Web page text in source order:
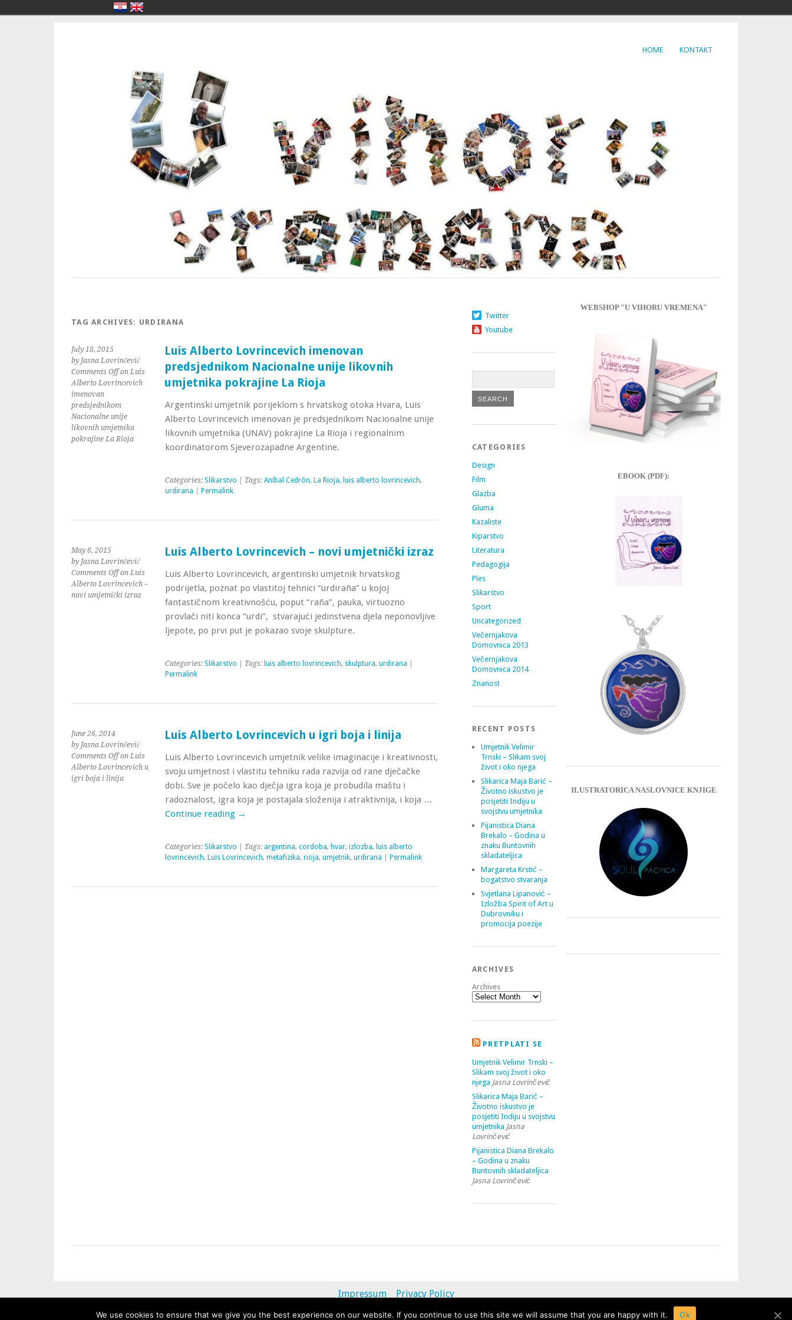
HOME KONTAKT
TAG ARCHIVES: URDIRANA
July 18, 2015
by Jasna Lovrinčević
Comments Offon Luis
Alberto Lovrincevich
imenovan
predsjednikom
Nacionalne unije
likovnih umjetnika
pokrajine La Rioja
Luis Alberto Lovrincevich imenovan
predsjednikom Nacionalne unije likovnih
umjetnika pokrajine La Rioja
Argentinski umjetnik porijeklom s hrvatskog otoka Hvara, Luis
Alberto Lovrincevich imenovan je predsjednikom Nacionalne unije
likovnih umjetnika (UNAV) pokrajine La Rioja i regionalnim
koordinatorom Sjeverozapadne Argentine.
Categories: Slikarstvo | Tags: Aníbal Cedrón, La Rioja, luis alberto lovrincevich,
urdirana
Permalink
May 6, 2015
by Jasna Lovrinčević
Comments Offon Luis
Alberto Lovrincevich –
novi umjetnički izraz
Luis Alberto Lovrincevich – novi umjetnički izraz
Luis Alberto Lovrincevich, argentinski umjetnik hrvatskog
podrijetla, poznat po vlastitoj tehnici “urdiraña” u kojoj
fantastičnom kreativnošću, poput “raña”, pauka, virtuozno
provlači niti konca “urdi”, stvarajući jedinstvena djela neponovljive
ljepote, po prvi put je pokazao svoje skulpture.
Categories: Slikarstvo | Tags: luis alberto lovrincevich, skulptura, urdirana
Permalink
June 26, 2014
by Jasna Lovrinčević
Comments Offon Luis
Alberto Lovrincevich u
igri boja i linija
Luis Alberto Lovrincevich u igri boja i linija
Luis Alberto Lovrincevich umjetnik velike imaginacije i kreativnosti,
svoju umjetnost i vlastitu tehniku rada razvija od rane dječačke
dobi. Sve je počelo kao dječja igra koja je probudila maštu i
radoznalost, igra koja je postajala složenija i atraktivnija, i koja …
Continue reading →
Categories: Slikarstvo | Tags: argentina, cordoba, hvar, izlozba, luis alberto
lovrincevich, Luis Lovrincevich, metafizika, rioja, umjetnik, urdirana Permalink
Twitter
Youtube
CATEGORIES
Design
Film
Glazba
Gluma
Kazaliste
Kiparstvo
Literatura
Pedagogija
Ples
Slikarstvo
Sport
Uncategorized
Večernjakova
Domovnica 2013
Večernjakova
Domovnica 2014
Znanost
RECENT POSTS
Umjetnik Velimir
Trnski – Slikam svoj
život i oko njega
Slikarica Maja Barić –
Životno iskustvo je
posjetiti Indiju u
svojstvu umjetnika
Pijanistica Diana
Brekalo – Godina u
znaku Buntovnih
skladateljica
Margareta Krstić –
bogatstvo stvaranja
Svjetlana Lipanović –
Izložba Spirit of Art u
Dubrovniku i
promocija poezije
ARCHIVES
Archives
PRETPLATI SE
Umjetnik Velimir Trnski –
Slikam svoj život i oko
njega Jasna Lovrinčević
Slikarica Maja Barić –
Životno iskustvo je
posjetiti Indiju u svojstvu
umjetnika Jasna
Lovrinčević
Pijanistica Diana Brekalo
– Godina u znaku
Buntovnih skladateljica
Jasna Lovrinčević
WEBSHOP "U VIHORU VREMENA"
EBOOK (PDF):
ILUSTRATORICA NASLOVNICE KNJIGE
Impressum
Privacy Policy
© 2013 - 2020 uvihoruvremena.com. Alle Rechte vorbehalten.
We use cookies to ensure that we give you the best experience on our website. If you continue to use this site we will assume that you are happy with it. Ok